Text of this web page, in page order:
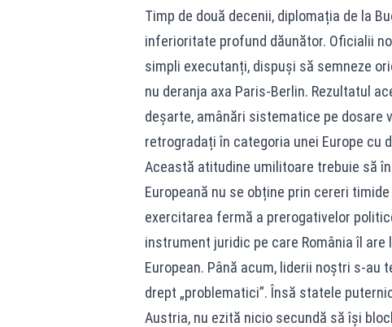
Timp de două decenii, diplomația de la
inferioritate profund dăunător. Oficialii
simpli executanți, dispuși să semneze
nu deranja axa Paris-Berlin. Rezultatul
deșarte, amânări sistematice pe dosare
retrogradați în categoria unei Europe cu
Această atitudine umilitoare trebuie să
Europeană nu se obține prin cereri
exercitarea fermă a prerogativelor
instrument juridic pe care România îl
European. Până acum, liderii noștri s-
drept „problematici”. Însă statele
Austria, nu ezită nicio secundă să își